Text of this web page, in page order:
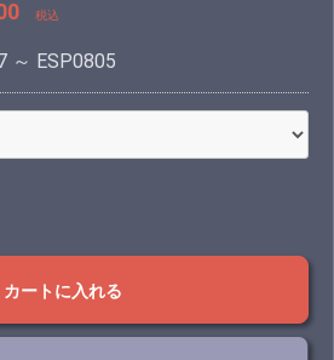
税込
～ ESP0805
カートに入れる